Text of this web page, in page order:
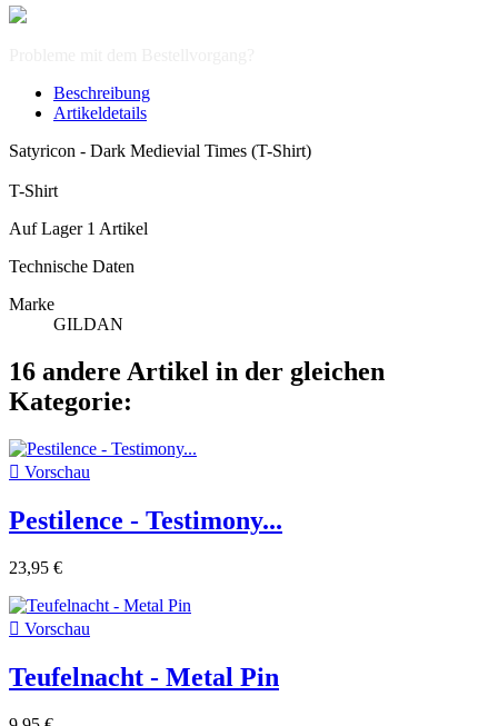
Beschreibung
Artikeldetails
Satyricon - Dark Medievial Times (T-Shirt)
T-Shirt
Auf Lager 1 Artikel
Technische Daten
Marke
GILDAN
16 andere Artikel in der gleichen
Kategorie:
 Vorschau
Pestilence - Testimony...
23,95 €
 Vorschau
Teufelnacht - Metal Pin